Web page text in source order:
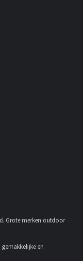
Grote merken outdoor
gemakkelijke en